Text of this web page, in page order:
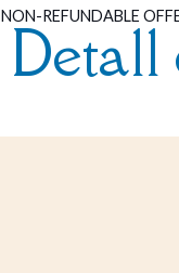
NON-REFUNDABLE
Detall